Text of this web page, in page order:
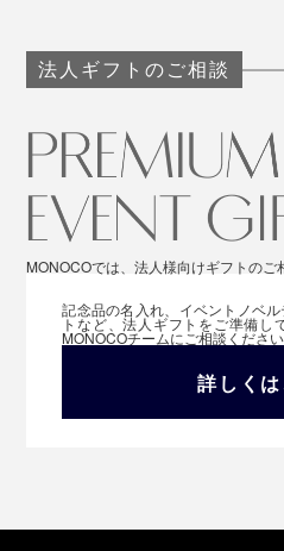
法人ギフトのご相談
MONOCOでは、法人様向けギフトのご
記念品の名入れ、イベントノベ
トなど、法人ギフトをご準備し
MONOCOチームにご相談くださ
詳しく